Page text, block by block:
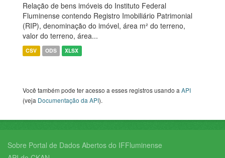
Relação de bens imóveis do Instituto Federal
Fluminense contendo Registro Imobiliário Patrimonial
(RIP), denominação do imóvel, área m² do terreno,
valor do terreno, área...
CSV ODS XLSX
Você também pode ter acesso a esses registros usando aAPI
(veja Documentação da API).
Sobre Portal de Dados Abertos do IFFluminense